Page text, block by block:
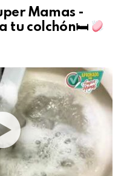
Mamas -
tu colchón🛏